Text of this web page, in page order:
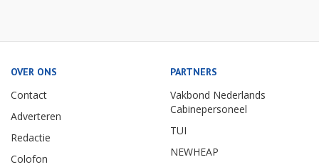
OVER ONS
Contact
Adverteren
Redactie
Colofon
PARTNERS
Vakbond Nederlands
Cabinepersoneel
TUI
NEWHEAP